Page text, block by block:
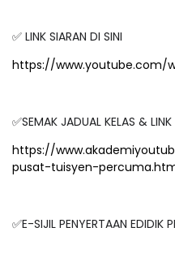
✅ LINK SIARAN DI SINI
https://www.youtube.com/
✅SEMAK JADUAL KELAS &
https://
pusat-tuisyen-
✅E-SIJIL PENYERTAAN EDIDIK